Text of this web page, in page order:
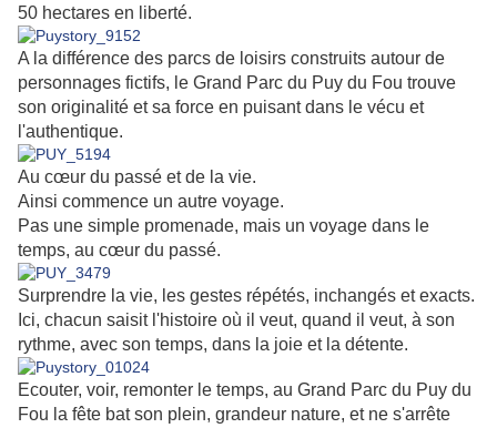
50 hectares en liberté.
A la différence des parcs de loisirs construits autour de
personnages fictifs, le Grand Parc du Puy du Fou trouve
son originalité et sa force en puisant dans le vécu et
l'authentique.
Au cœur du passé et de la vie.
Ainsi commence un autre voyage.
Pas une simple promenade, mais un voyage dans le
temps, au cœur du passé.
Surprendre la vie, les gestes répétés, inchangés et exacts.
Ici, chacun saisit l'histoire où il veut, quand il veut, à son
rythme, avec son temps, dans la joie et la détente.
Ecouter, voir, remonter le temps, au Grand Parc du Puy du
Fou la fête bat son plein, grandeur nature, et ne s'arrête